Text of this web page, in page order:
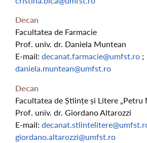
Decan
Facultatea de Farmacie
Prof. univ. dr. Daniela Muntean
E-mail: decanat.farmacie@umfst.ro ;
daniela.muntean@umfst.ro
Decan
Facultatea de Științe și Litere „Petru
Prof. univ. dr. Giordano Altarozzi
E-mail:
giordano.altarozzi@umfst.ro